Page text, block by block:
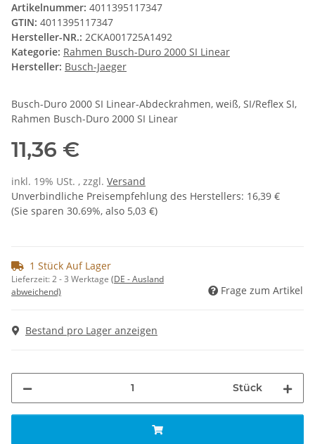
Artikelnummer: 4011395117347
GTIN: 4011395117347
Hersteller-NR.: 2CKA001725A1492
Kategorie: Rahmen Busch-Duro 2000 SI Linear
Hersteller: Busch-Jaeger
Busch-Duro 2000 SI Linear-Abdeckrahmen, weiß, SI/Reflex SI,
Rahmen Busch-Duro 2000 SI Linear
11,36 €
inkl. 19% USt. , zzgl. Versand
Unverbindliche Preisempfehlung des Herstellers: 16,39 €
(Sie sparen 30.69%, also 5,03 €)
1 Stück Auf Lager
Lieferzeit:2 - 3 Werktage (DE - Ausland
abweichend)
Frage zum Artikel
Bestand pro Lager anzeigen
Stück